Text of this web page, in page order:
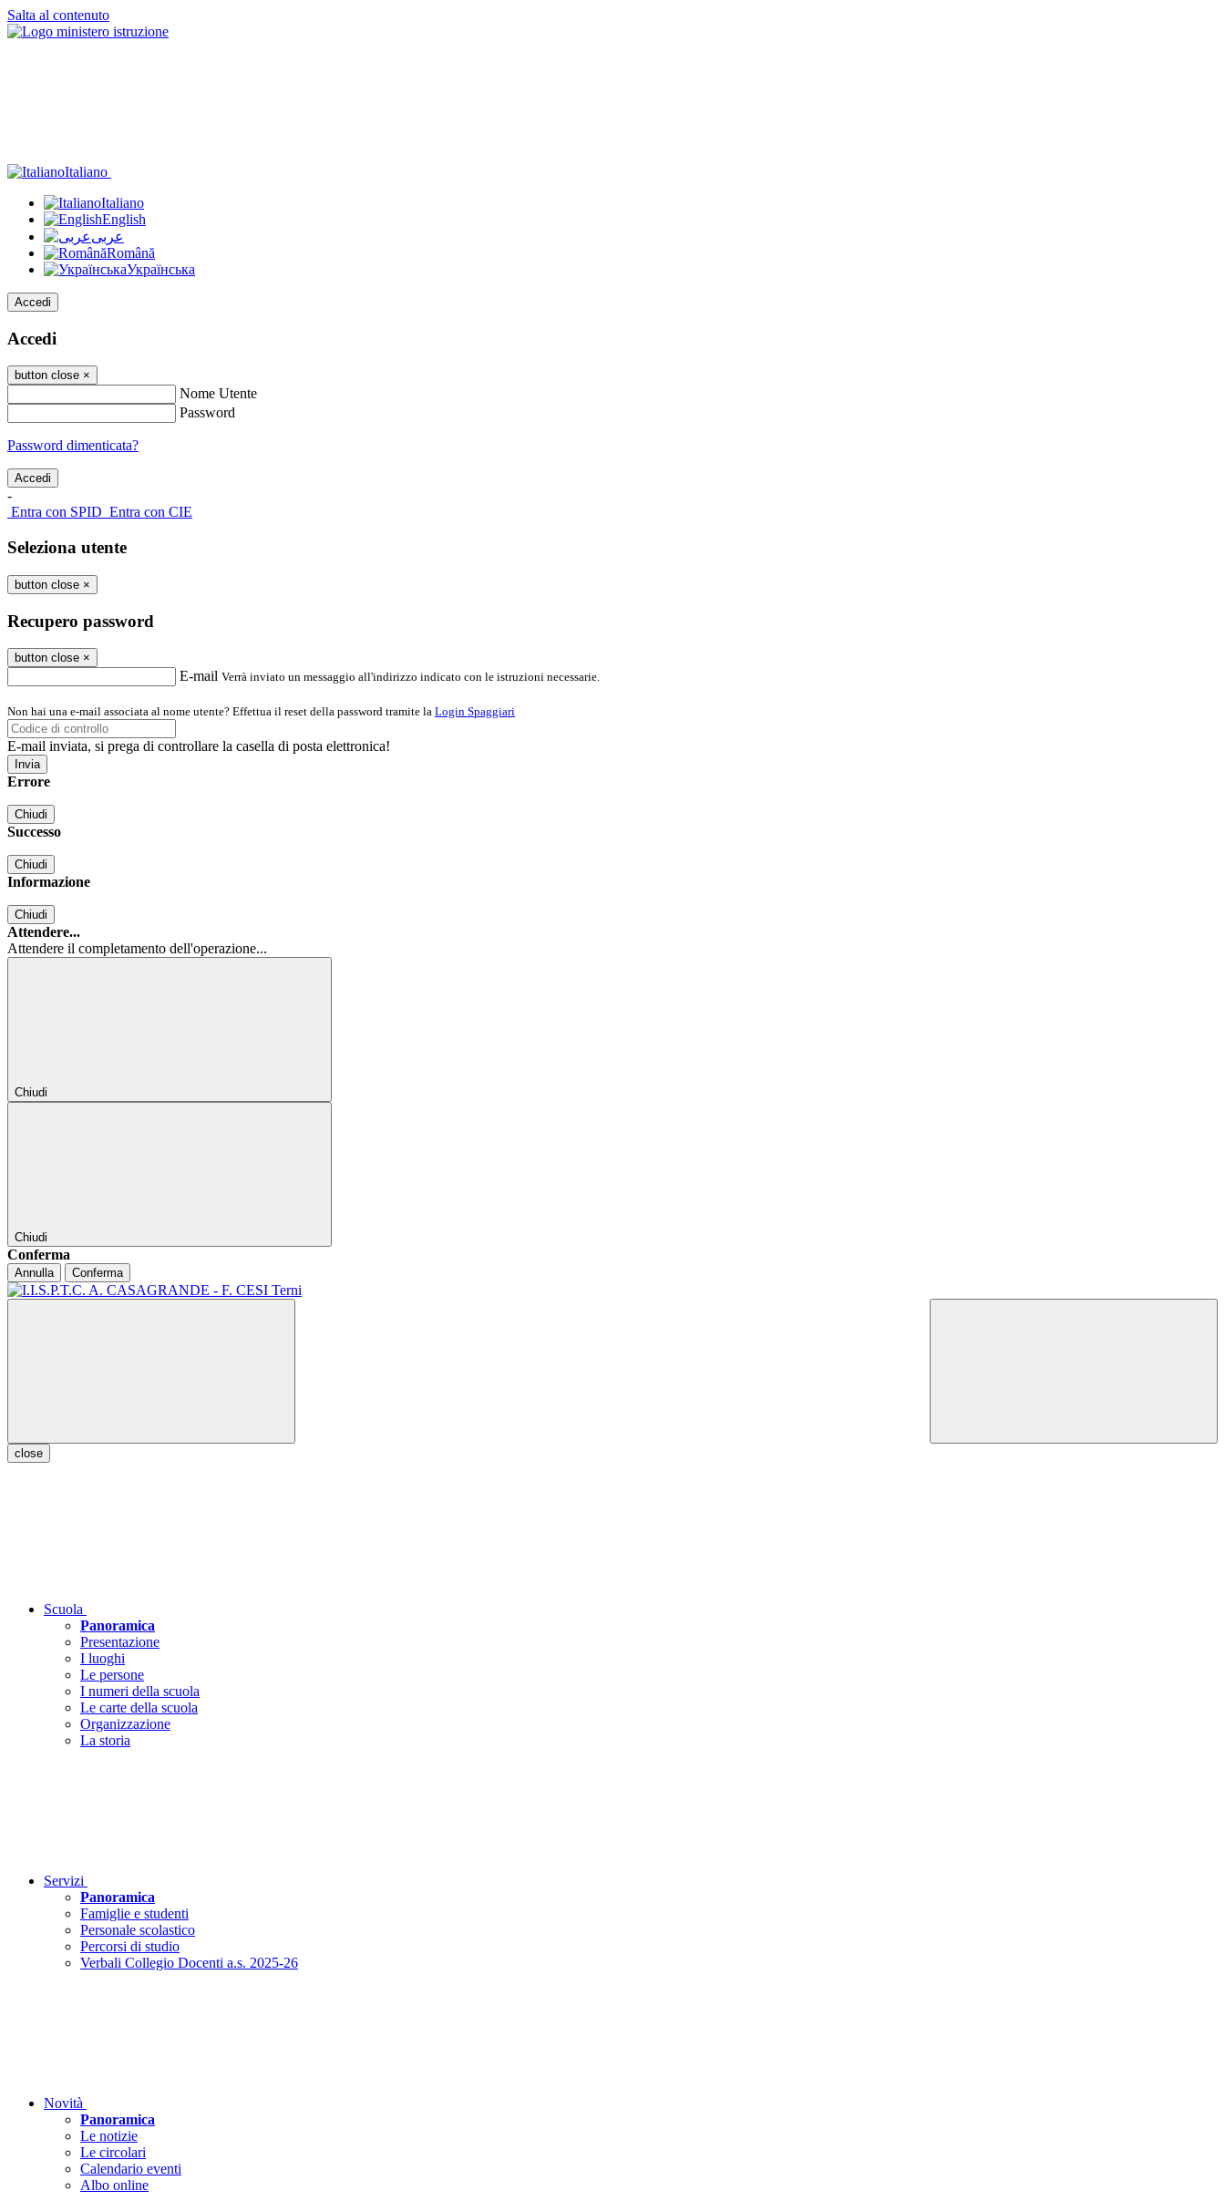
Salta al contenuto
Italiano
Italiano
English
عربى
Română
Українська
Accedi
Accedi
button close ×
Nome Utente
Password
Password dimenticata?
-
Entra con SPID Entra con CIE
Seleziona utente
button close ×
Recupero password
button close ×
E-mail Verrà inviato un messaggio all'indirizzo indicato con le istruzioni necessarie.
Non hai una e-mail associata al nome utente? Effettua il reset della password tramite la Login Spaggiari
E-mail inviata, si prega di controllare la casella di posta elettronica!
Errore
Chiudi
Successo
Chiudi
Informazione
Chiudi
Attendere...
Attendere il completamento dell'operazione...
Chiudi
Chiudi
Conferma
Annulla Conferma
close
Scuola
Panoramica
Presentazione
I luoghi
Le persone
I numeri della scuola
Le carte della scuola
Organizzazione
La storia
Servizi
Panoramica
Famiglie e studenti
Personale scolastico
Percorsi di studio
Verbali Collegio Docenti a.s. 2025-26
Novità
Panoramica
Le notizie
Le circolari
Calendario eventi
Albo online